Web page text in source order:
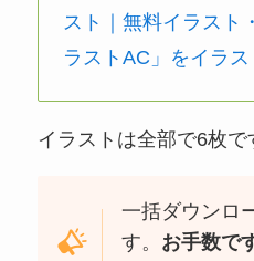
スト｜無料イラスト
ラストAC」をイラス
イラストは全部で6枚で
一括ダウンロ
す。 お手数で